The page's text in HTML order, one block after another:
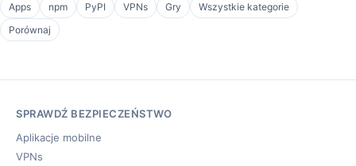
Apps npm PyPI VPNs Gry
Wszystkie kategorie
Porównaj
SPRAWDŹ BEZPIECZEŃSTWO
Aplikacje mobilne
VPNs